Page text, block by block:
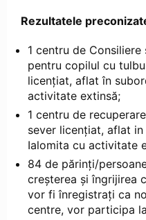
Rezultatele
1 centru de
pentru copilul cu
licențiat, aflat în
activitate extinsă;
1 centru de
sever licențiat, aflat in
Ialomita cu activitate
84 de părinți/
creșterea și îngrijirea
vor fi înregistrați ca
centre, vor participa